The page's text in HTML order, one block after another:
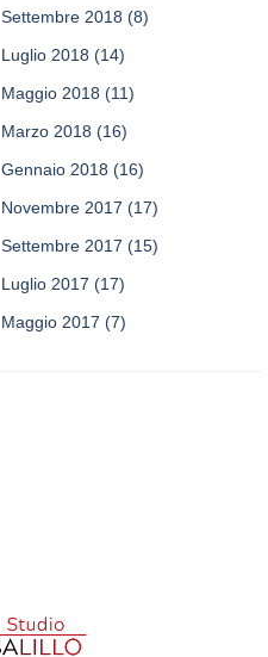
Settembre 2018 (8)
Luglio 2018 (14)
Maggio 2018 (11)
Marzo 2018 (16)
Gennaio 2018 (16)
Novembre 2017 (17)
Settembre 2017 (15)
Luglio 2017 (17)
Maggio 2017 (7)